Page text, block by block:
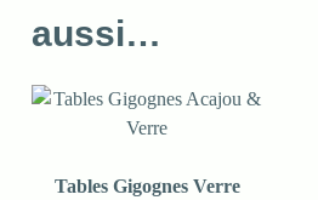
aussi…
Tables Gigognes Verre